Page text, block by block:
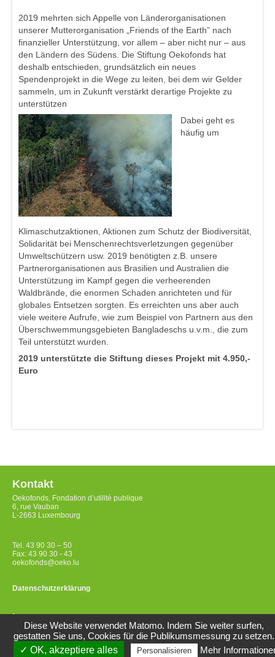
2019 mehrten sich Appelle von Länderorganisationen
unserer Mutterorganisation „Friends of the Earth” nach
finanzieller Unterstützung, vor allem – aber nicht nur – aus
den Ländern des Südens. Die Stiftung Oekofonds hat
deshalb entschieden, grundsätzlich ein neues
Spendenprojekt in die Wege zu leiten, bei dem wir Gelder
sammeln, um in Zukunft verstärkt derartige Projekte zu
unterstützen
Dabei geht es
häufig um
Klimaschutzaktionen, Aktionen zum Schutz der Biodiversität,
Solidarität bei Menschenrechtsverletzungen gegenüber
Umweltschützern usw. 2019 benötigten z.B. unsere
Partnerorganisationen aus Brasilien und Australien die
Unterstützung im Kampf gegen die verheerenden
Waldbrände, die enormen Schaden anrichteten und für
globales Entsetzen sorgten. Es erreichten uns aber auch
viele weitere Aufrufe, wie zum Beispiel von Partnern aus den
Überschwemmungsgebieten Bangladeschs u.v.m., die zum
Teil unterstützt wurden.
2019 unterstützte die Stiftung dieses Projekt mit 4.950,-
Euro
Kontakt
Oekofonds, Fondation d’utilité publique
6, rue Vauban
L-2663 Luxembourg
Tel. 43 90 30 – 50
Fax: 43 90 30 - 43
oekofonds@oeko.lu
Datenschutzerklärung
Impressum
Diese Website verwendet Matomo. Indem Sie weiter surfen,
gestatten Sie uns, Cookies für die Publikumsmessung zu setzen.
✓ OK, akzeptiere alles
Personalisieren Mehr